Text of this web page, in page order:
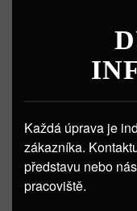
Každá úprava je
zákazníka.
představu nebo
pracoviště.